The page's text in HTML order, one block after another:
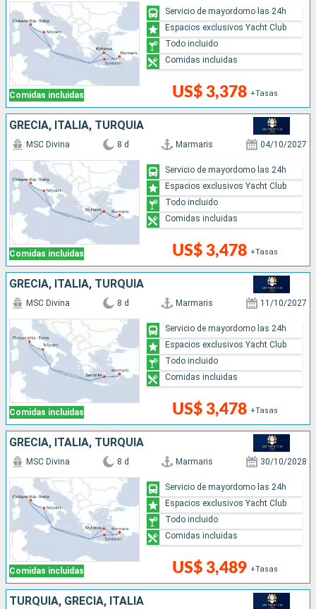
Comidas incluidas US$ 3,378 +Tasas
Servicio de mayordomo las 24h
Espacios exclusivos Yacht Club
Todo incluido
Comidas incluidas
GRECIA, ITALIA, TURQUÍA
Comidas incluidas
MSC Divina 8 d Marmaris 04/10/2027
US$ 3,478 +Tasas
Servicio de mayordomo las 24h
Espacios exclusivos Yacht Club
Todo incluido
Comidas incluidas
GRECIA, ITALIA, TURQUÍA
Comidas incluidas
MSC Divina 8 d Marmaris 11/10/2027
US$ 3,478 +Tasas
Servicio de mayordomo las 24h
Espacios exclusivos Yacht Club
Todo incluido
Comidas incluidas
GRECIA, ITALIA, TURQUÍA
Comidas incluidas
MSC Divina 8 d Marmaris 30/10/2028
US$ 3,489 +Tasas
Servicio de mayordomo las 24h
Espacios exclusivos Yacht Club
Todo incluido
Comidas incluidas
TURQUÍA, GRECIA, ITALIA